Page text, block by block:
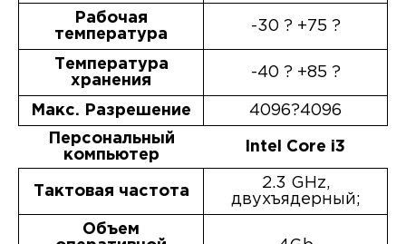
Рабочая
температура
-30 ? +75 ?
Температура
хранения
-40 ? +85 ?
Макс. Разрешение
4096?4096
Персональный
компьютер
Intel Core i3
Тактовая частота
2.3 GHz,
двухъядерный;
Объем